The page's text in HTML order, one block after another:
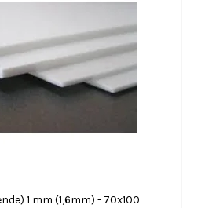
1 mm (1,6mm) - 70x100